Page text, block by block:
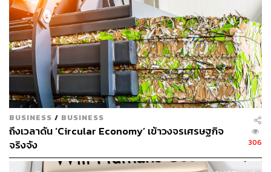
BUSINESS / BUSINESS
ถึงเวลาดัน ‘Circular Economy’ เข้าวงจรเศรษฐกิจ
จริงจัง
306